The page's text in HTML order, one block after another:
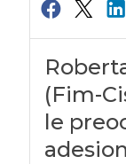
(Fim-
le